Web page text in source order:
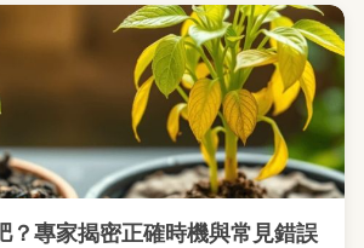
？專家揭密正確時機與常見錯誤